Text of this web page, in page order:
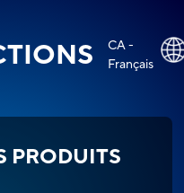
CA -
Français
PRODUITS